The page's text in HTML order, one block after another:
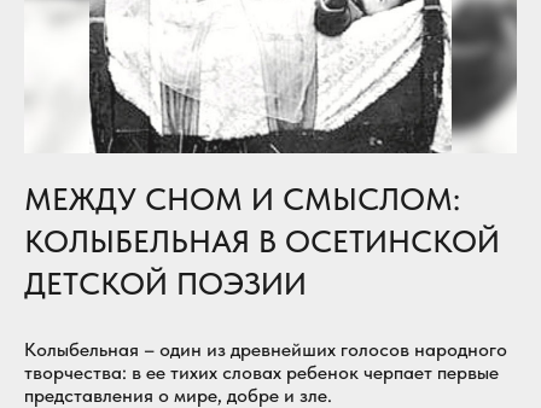
МЕЖДУ СНОМ И СМЫСЛОМ:
КОЛЫБЕЛЬНАЯ В ОСЕТИНСКОЙ
ДЕТСКОЙ ПОЭЗИИ
Колыбельная – один из древнейших голосов народного
творчества: в ее тихих словах ребенок черпает первые
представления о мире, добре и зле.